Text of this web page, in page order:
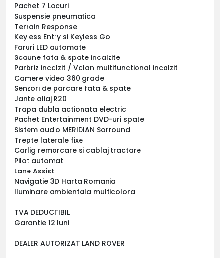
Pachet 7 Locuri
Suspensie pneumatica
Terrain Response
Keyless Entry si Keyless Go
Faruri LED automate
Scaune fata & spate incalzite
Parbriz incalzit / Volan multifunctional incalzit
Camere video 360 grade
Senzori de parcare fata & spate
Jante aliaj R20
Trapa dubla actionata electric
Pachet Entertainment DVD-uri spate
Sistem audio MERIDIAN Sorround
Trepte laterale fixe
Carlig remorcare si cablaj tractare
Pilot automat
Lane Assist
Navigatie 3D Harta Romania
Iluminare ambientala multicolora
TVA DEDUCTIBIL
Garantie 12 luni
DEALER AUTORIZAT LAND ROVER